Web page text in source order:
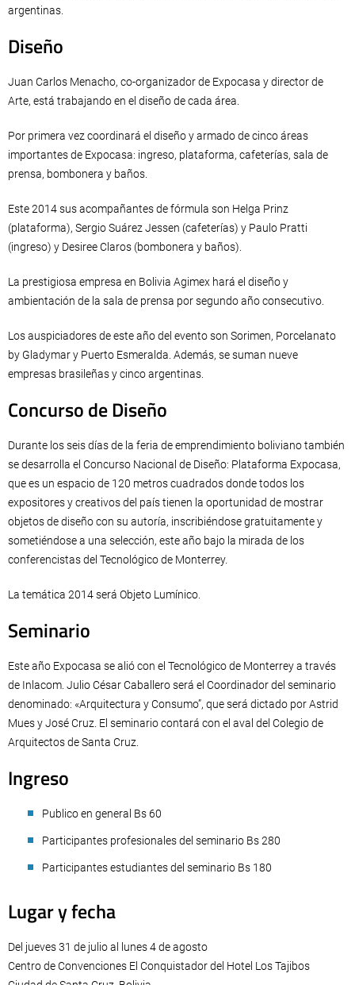
argentinas.
Diseño
Juan Carlos Menacho, co-organizador de Expocasa y director de
Arte, está trabajando en el diseño de cada área.
Por primera vez coordinará el diseño y armado de cinco áreas
importantes de Expocasa: ingreso, plataforma, cafeterías, sala de
prensa, bombonera y baños.
Este 2014 sus acompañantes de fórmula son Helga Prinz
(plataforma), Sergio Suárez Jessen (cafeterías) y Paulo Pratti
(ingreso) y Desiree Claros (bombonera y baños).
La prestigiosa empresa en Bolivia Agimex hará el diseño y
ambientación de la sala de prensa por segundo año consecutivo.
Los auspiciadores de este año del evento son Sorimen, Porcelanato
by Gladymar y Puerto Esmeralda. Además, se suman nueve
empresas brasileñas y cinco argentinas.
Concurso de Diseño
Durante los seis días de la feria de emprendimiento boliviano también
se desarrolla el Concurso Nacional de Diseño: Plataforma Expocasa,
que es un espacio de 120 metros cuadrados donde todos los
expositores y creativos del país tienen la oportunidad de mostrar
objetos de diseño con su autoría, inscribiéndose gratuitamente y
sometiéndose a una selección, este año bajo la mirada de los
conferencistas del Tecnológico de Monterrey.
La temática 2014 será Objeto Lumínico.
Seminario
Este año Expocasa se alió con el Tecnológico de Monterrey a través
de Inlacom. Julio César Caballero será el Coordinador del seminario
denominado: «Arquitectura y Consumo”, que será dictado por Astrid
Mues y José Cruz. El seminario contará con el aval del Colegio de
Arquitectos de Santa Cruz.
Ingreso
Publico en general Bs 60
Participantes profesionales del seminario Bs 280
Participantes estudiantes del seminario Bs 180
Lugar y fecha
Del jueves 31 de julio al lunes 4 de agosto
Centro de Convenciones El Conquistador del Hotel Los Tajibos